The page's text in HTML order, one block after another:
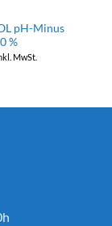
pH-Minus
%
MwSt.